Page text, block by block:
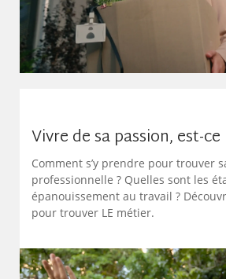
Vivre de sa passion, est-ce
Comment s’y prendre pour trouver
professionnelle ? Quelles sont les
épanouissement au travail ?
pour trouver LE métier.